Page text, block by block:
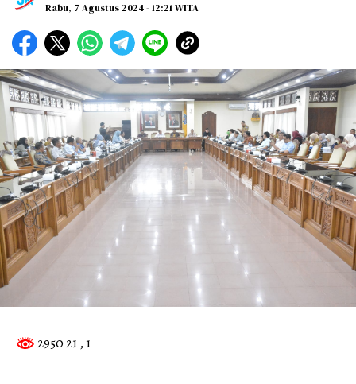
Rabu, 7 Agustus 2024- 12:21 WITA
2950 21 , 1